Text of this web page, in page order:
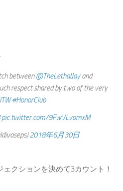
between@TheLethalJayand
respect shared by two of the very
#HonorClub
pic.twitter.com/9FwVLvomxM
2018年6月30日
クションを決めて3カウント！